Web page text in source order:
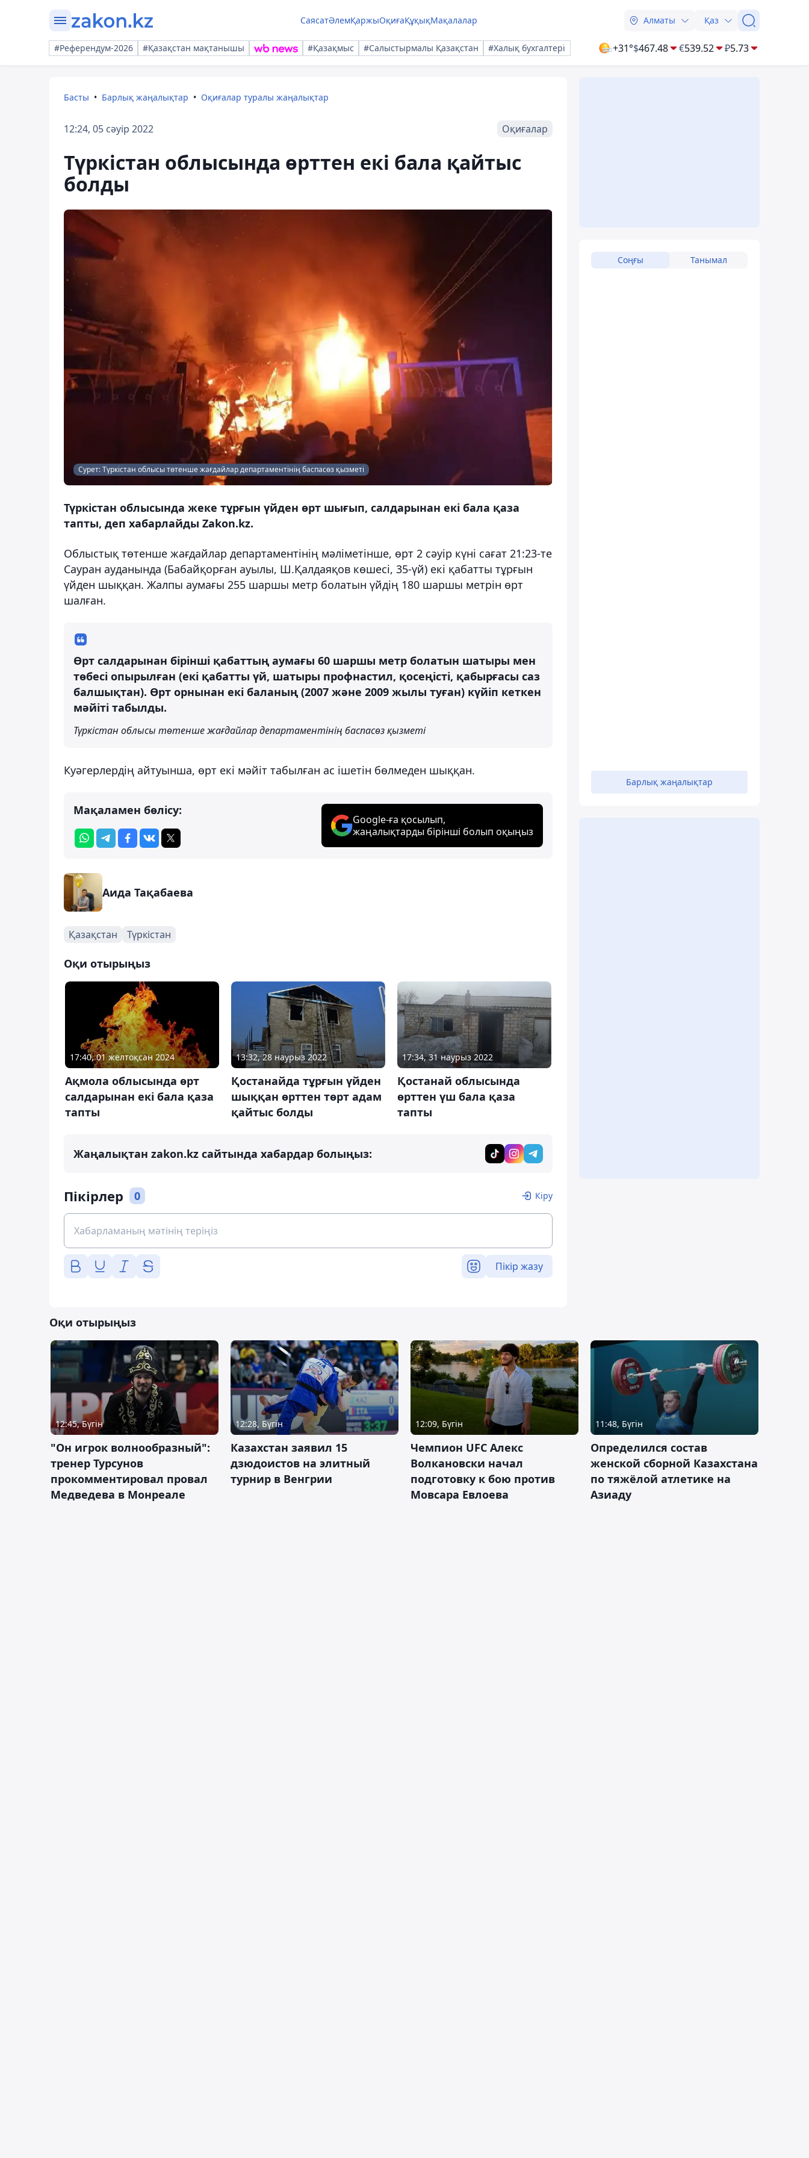
СаясатӘлемҚаржыОқиғаҚұқықМақалалар Алматы Қаз
#Референдум-2026 #Қазақстан мақтанышы #Қазақмыс #Салыстырмалы Қазақстан #Халық бухгалтері +31°$467.48 €539.52 ₽5.73
Басты Барлық жаңалықтар Оқиғалар туралы жаңалықтар
12:24, 05 сәуір 2022 Оқиғалар
Түркістан облысында өрттен екі бала қайтыс
болды
Сурет: Түркістан облысы төтенше жағдайлар департаментінің баспасөз қызметі
Түркістан облысында жеке тұрғын үйден өрт шығып, салдарынан екі бала қаза
тапты, деп хабарлайды Zakon.kz.
Облыстық төтенше жағдайлар департаментінің мәліметінше, өрт 2 сәуір күні сағат 21:23-те
Сауран ауданында (Бабайқорған ауылы, Ш.Қалдаяқов көшесі, 35-үй) екі қабатты тұрғын
үйден шыққан. Жалпы аумағы 255 шаршы метр болатын үйдің 180 шаршы метрін өрт
шалған.
Өрт салдарынан бірінші қабаттың аумағы 60 шаршы метр болатын шатыры мен
төбесі опырылған (екі қабатты үй, шатыры профнастил, қосеңісті, қабырғасы саз
балшықтан). Өрт орнынан екі баланың (2007 және 2009 жылы туған) күйіп кеткен
мәйіті табылды.
Түркістан облысы төтенше жағдайлар департаментінің баспасөз қызметі
Куәгерлердің айтуынша, өрт екі мәйіт табылған ас ішетін бөлмеден шыққан.
Мақаламен бөлісу:
Google-ға қосылып,
жаңалықтарды бірінші болып оқыңыз
Аида Тақабаева
Қазақстан Түркістан
Оқи отырыңыз
17:40, 01 желтоқсан 2024
Ақмола облысында өрт
салдарынан екі бала қаза
тапты
13:32, 28 наурыз 2022
Қостанайда тұрғын үйден
шыққан өрттен төрт адам
қайтыс болды
17:34, 31 наурыз 2022
Қостанай облысында
өрттен үш бала қаза
тапты
Жаңалықтан zakon.kz сайтында хабардар болыңыз:
Пікірлер 0 Кіру
Пікір жазу
Соңғы Танымал
Барлық жаңалықтар
Оқи отырыңыз
12:45, Бүгін
"Он игрок волнообразный":
тренер Турсунов
прокомментировал провал
Медведева в Монреале
12:28, Бүгін
Казахстан заявил 15
дзюдоистов на элитный
турнир в Венгрии
12:09, Бүгін
Чемпион UFC Алекс
Волкановски начал
подготовку к бою против
Мовсара Евлоева
11:48, Бүгін
Определился состав
женской сборной Казахстана
по тяжёлой атлетике на
Азиаду